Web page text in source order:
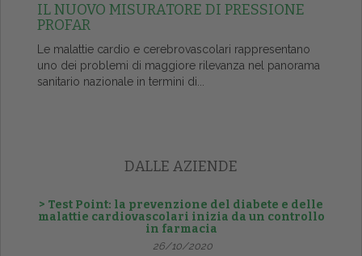
IL NUOVO MISURATORE DI PRESSIONE
PROFAR
Le malattie cardio e cerebrovascolari rappresentano
uno dei problemi di maggiore rilevanza nel panorama
sanitario nazionale in termini di...
DALLE AZIENDE
> Test Point: la prevenzione del diabete e delle
malattie cardiovascolari inizia da un controllo
in farmacia
26/10/2020